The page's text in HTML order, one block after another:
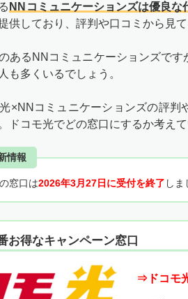
NNコミュニケーションズは優良な
供しており、評判や口コミから見て
あるNNコミュニケーションズで
も多くいるでしょう。
×NNコミュニケーションズの評
ドコモ光でどの窓口にするか考え
情報
窓口は2026年3月27日に受付を終了 しま
お得なキャンペーン窓口
⇒ドコモ